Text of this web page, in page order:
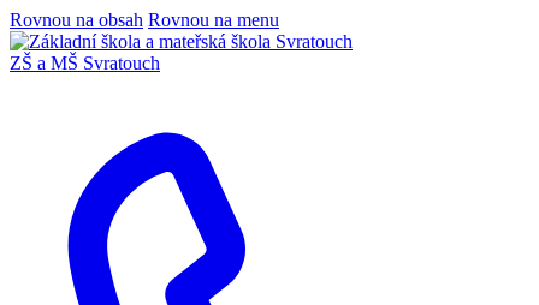
Rovnou na obsah Rovnou na menu
ZŠ a MŠ Svratouch